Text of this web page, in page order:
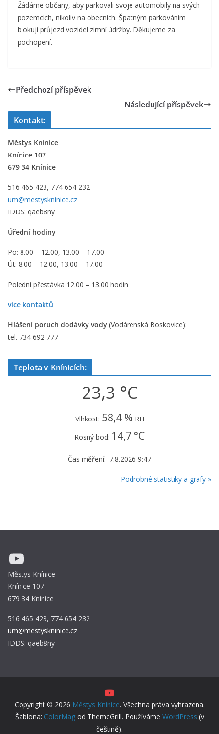
Žádáme občany, aby parkovali svoje automobily na svých
pozemcích, nikoliv na obecních. Špatným parkováním
blokují průjezd vozidel zimní údržby. Děkujeme za
pochopení.
Předchozí příspěvek
Následující příspěvek
Kontakt:
Městys Knínice
Knínice 107
679 34 Knínice
516 465 423, 774 654 232
um@mestyskninice.cz
IDDS: qaeb8ny
Úřední hodiny
Po: 8.00 – 12.00, 13.00 – 17.00
Út: 8.00 – 12.00, 13.00 – 17.00
Polední přestávka 12.00 – 13.00 hodin
více kontaktů
Hlášení poruch dodávky vody (Vodárenská Boskovice):
tel. 734 692 777
Teplota v Knínicích:
23,3 °C
Vlhkost: 58,4 % RH
Rosný bod: 14,7 °C
Čas měření: 7.8.2026 9:47
Podrobné statistiky a grafy »
YouTube
Městys Knínice
Knínice 107
679 34 Knínice
516 465 423, 774 654 232
um@mestyskninice.cz
IDDS: qaeb8ny
Copyright © 2026 Městys Knínice. Všechna práva vyhrazena.
Šablona: ColorMagod ThemeGrill. Používáme WordPress (v
češtině).